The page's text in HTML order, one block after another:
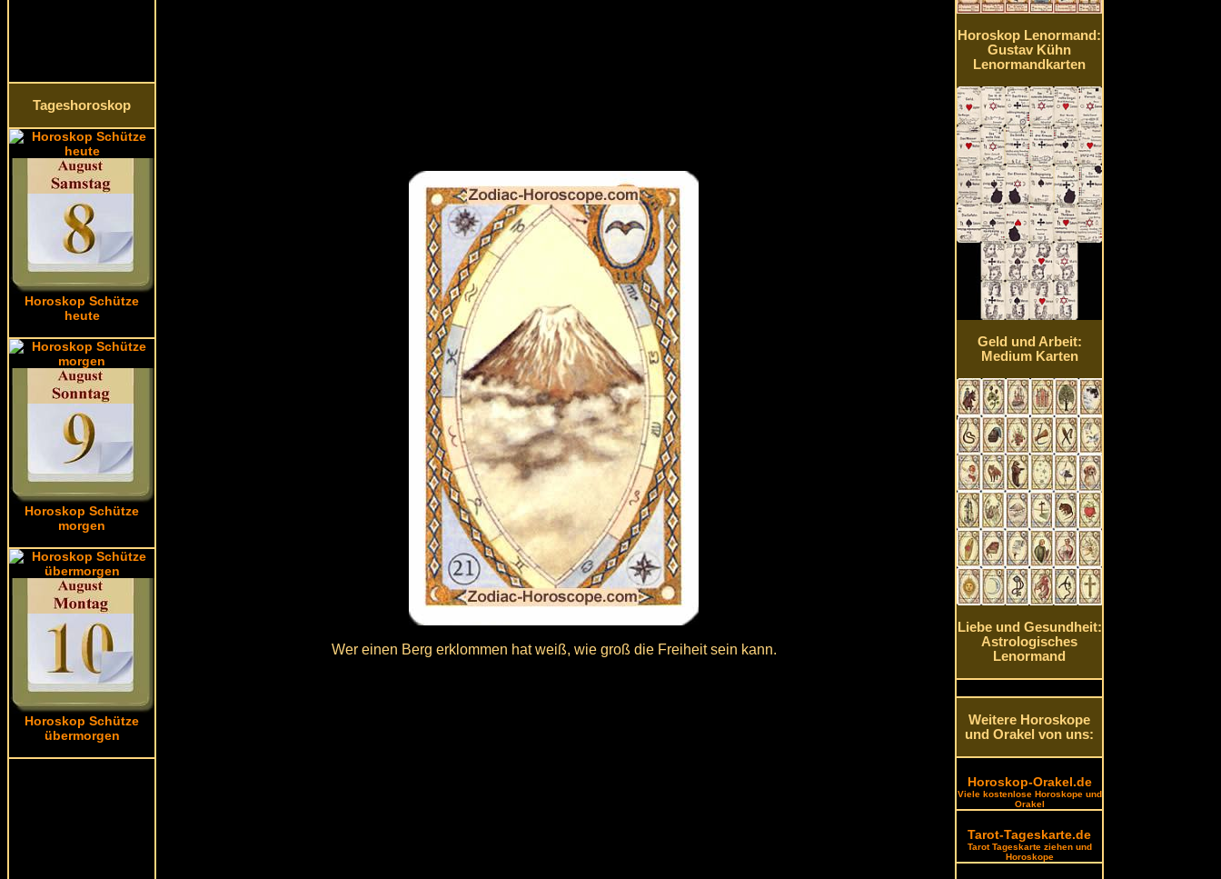
Tageshoroskop
Horoskop Schütze
heute
Horoskop Schütze
morgen
Horoskop Schütze
übermorgen
Wer einen Berg erklommen hat weiß, wie groß die Freiheit sein kann.
Horoskop Lenormand:
Gustav Kühn
Lenormandkarten
Geld und Arbeit:
Medium Karten
Liebe und Gesundheit:
Astrologisches
Lenormand
Weitere Horoskope
und Orakel von uns:
Horoskop-Orakel.de
Viele kostenlose Horoskope und
Orakel
Tarot-Tageskarte.de
Tarot Tageskarte ziehen und
Horoskope